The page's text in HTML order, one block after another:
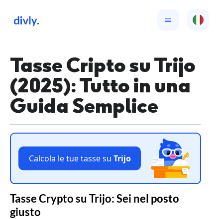
Tasse Cripto su Trijo
(2025): Tutto in una
Guida Semplice
Calcola le tue tasse su Trijo
Tasse Crypto su Trijo: Sei nel posto
giusto